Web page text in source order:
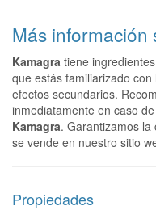
Más información
Kamagra tiene
que estás familiarizado
efectos secundarios.
inmediatamente en caso
Kamagra. Garantizamos la
se vende en nuestro sitio
Propiedades